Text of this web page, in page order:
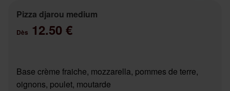
Pizza djarou medium
Dès 12.50 €
Base crème fraiche, mozzarella, pommes de terre,
oignons, poulet, moutarde